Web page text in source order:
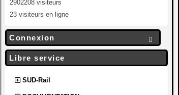
2902208 visiteurs
23 visiteurs en ligne

Connexion
Libre service
SUD-Rail